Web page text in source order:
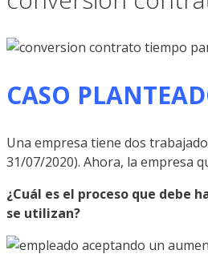
CASO
Una empresa tiene dos
31/07/2020). Ahora, la empresa
¿Cuál es el proceso que debe
se utilizan?